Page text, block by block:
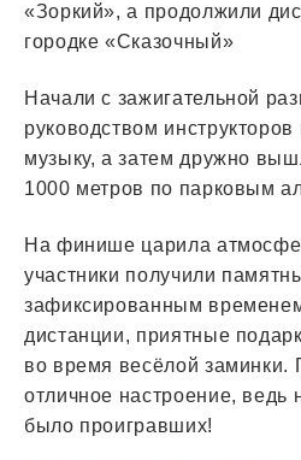
«Зоркий», а продолжили
городке «Сказочный»
Начали с зажигательной
руководством
музыку, а затем дружно
1000 метров по парковым
На финише царила
участники получили
зафиксированным
дистанции, приятные
во время весёлой заминки.
отличное настроение, ведь
было проигравших!